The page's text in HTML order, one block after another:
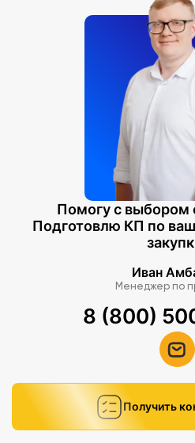
Помогу с выбором
Подготовлю КП по
Иван
Менеджер по
8 (800)
Получить